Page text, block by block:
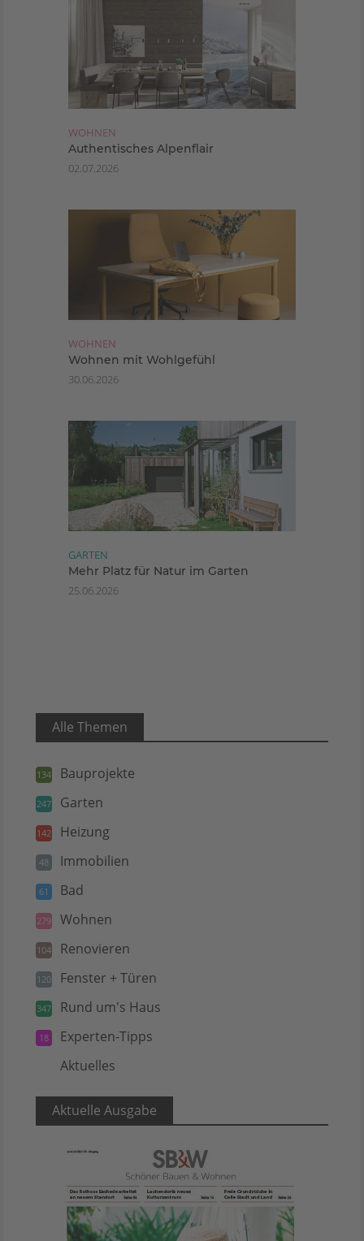
WOHNEN
Authentisches Alpenflair
02.07.2026
WOHNEN
Wohnen mit Wohlgefühl
30.06.2026
GARTEN
Mehr Platz für Natur im Garten
25.06.2026
Alle Themen
134 Bauprojekte
247 Garten
142 Heizung
48 Immobilien
61 Bad
279 Wohnen
104 Renovieren
120 Fenster + Türen
347 Rund um's Haus
18 Experten-Tipps
Aktuelles
Aktuelle Ausgabe